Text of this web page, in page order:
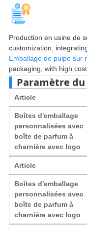
Production en usine de
customization
Emballage de pulpe sur
packaging with high
Paramètre
Article
Boîtes d'emballage
personnalisées avec
boîte de parfum à
charnière avec logo
Article
Boîtes d'emballage
personnalisées avec
boîte de parfum à
charnière avec logo